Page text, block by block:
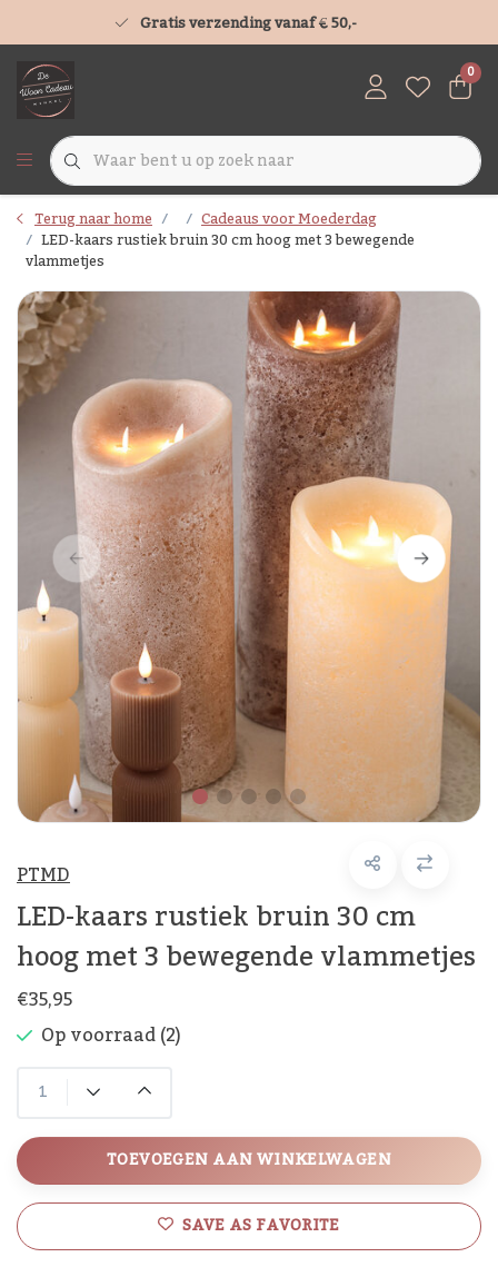
Gratis verzending vanaf € 50,-
0
Terug naar home Cadeaus voor Moederdag
LED-kaars rustiek bruin 30 cm hoog met 3 bewegende
vlammetjes
PTMD
LED-kaars rustiek bruin 30 cm
hoog met 3 bewegende vlammetjes
€35,95
Op voorraad (2)
TOEVOEGEN AAN WINKELWAGEN
SAVE AS FAVORITE